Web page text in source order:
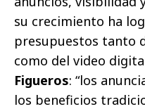
su crecimiento ha
presupuestos tanto
como del video
Figueros: “los
los beneficios